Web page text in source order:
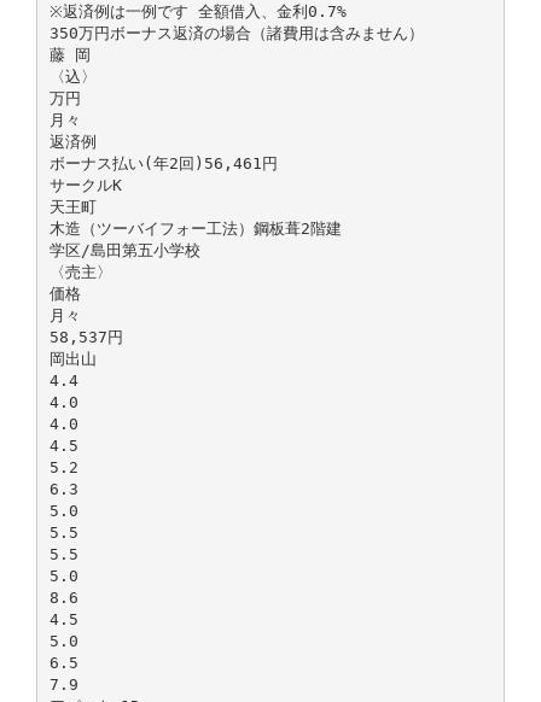
※返済例は一例です 全額借入、金利0.7%
350万円ボーナス返済の場合（諸費用は含みません）
藤 岡
〈込〉
万円
月々
返済例
ボーナス払い(年2回)56,461円
サークルK
天王町
木造（ツーバイフォー工法）鋼板葺2階建
学区/島田第五小学校
〈売主〉
価格
月々
58,537円
岡出山
4.4
4.0
4.0
4.5
5.2
6.3
5.0
5.5
5.5
5.0
8.6
4.5
5.0
6.5
7.9